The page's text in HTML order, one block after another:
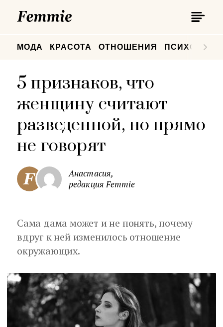
МОДА КРАСОТА ОТНОШЕНИЯ
5 признаков, что
женщину считают
разведенной, но прямо
не говорят
Анастасия,
редакция Femmie
Сама дама может и не понять, почему
вдруг к ней изменилось отношение
окружающих.